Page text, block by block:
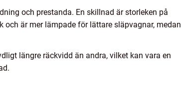
och prestanda. En skillnad är storleken på
är mer lämpade för lättare släpvagnar, medan
längre räckvidd än andra, vilket kan vara en